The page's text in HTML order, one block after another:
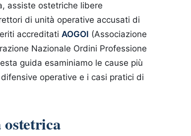
assiste ostetriche libere
di unità operative accusati di
accreditati AOGOI (Associazione
Nazionale Ordini Professione
guida esaminiamo le cause più
operative e i casi pratici di
ostetrica